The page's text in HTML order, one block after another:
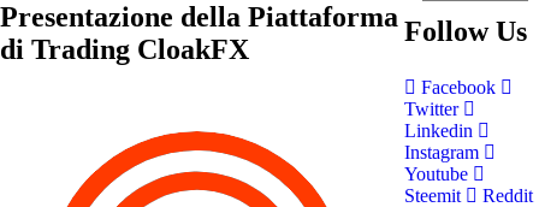
Presentazione della Piattaforma
di Trading CloakFX
Follow Us
Facebook
Twitter
Linkedin
Instagram
Youtube
Steemit
Reddit